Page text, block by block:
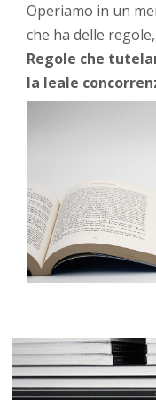
Operiamo in un
che ha delle
Regole che
la leale